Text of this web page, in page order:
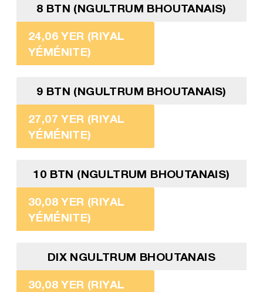
8 BTN (NGULTRUM BHOUTANAIS)
24,06 YER (RIYAL
YÉMÉNITE)
9 BTN (NGULTRUM BHOUTANAIS)
27,07 YER (RIYAL
YÉMÉNITE)
10 BTN (NGULTRUM BHOUTANAIS)
30,08 YER (RIYAL
YÉMÉNITE)
DIX NGULTRUM BHOUTANAIS
30,08 YER (RIYAL